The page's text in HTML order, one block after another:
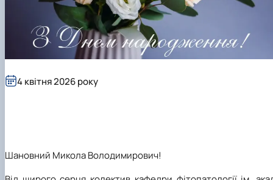
Шановний Микола Володимирович!
4 квітня 2026 року